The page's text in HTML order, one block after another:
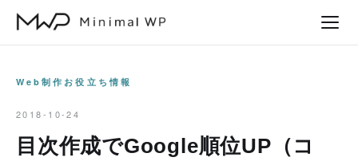
Web制作お役立ち情報
2018-10-24
目次作成でGoogle順位UP（コ